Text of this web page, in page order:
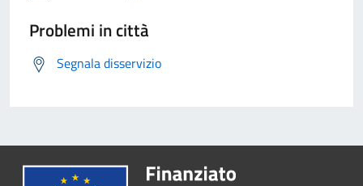
Problemi in città
Segnala disservizio